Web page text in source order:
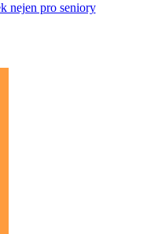
nejen pro seniory